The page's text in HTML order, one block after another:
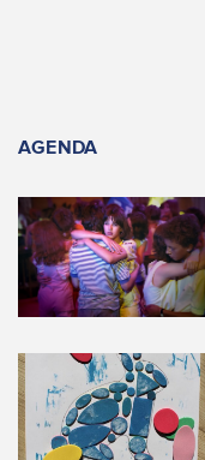
AGENDA